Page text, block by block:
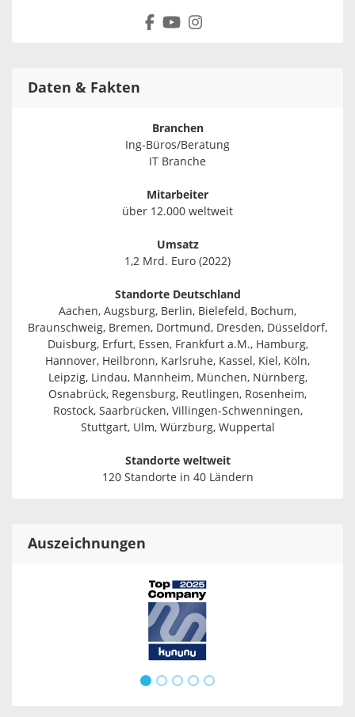
Daten & Fakten
Branchen
Ing-Büros/Beratung
IT Branche
Mitarbeiter
über 12.000 weltweit
Umsatz
1,2 Mrd. Euro (2022)
Standorte Deutschland
Aachen, Augsburg, Berlin, Bielefeld, Bochum,
Braunschweig, Bremen, Dortmund, Dresden, Düsseldorf,
Duisburg, Erfurt, Essen, Frankfurt a.M., Hamburg,
Hannover, Heilbronn, Karlsruhe, Kassel, Kiel, Köln,
Leipzig, Lindau, Mannheim, München, Nürnberg,
Osnabrück, Regensburg, Reutlingen, Rosenheim,
Rostock, Saarbrücken, Villingen-Schwenningen,
Stuttgart, Ulm, Würzburg, Wuppertal
Standorte weltweit
120 Standorte in 40 Ländern
Auszeichnungen